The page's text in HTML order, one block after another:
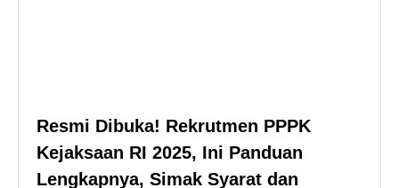
Resmi Dibuka! Rekrutmen PPPK
Kejaksaan RI 2025, Ini Panduan
Lengkapnya, Simak Syarat dan